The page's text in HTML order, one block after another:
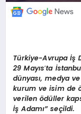
Türkiye-Avrupa İş
29 Mayıs’ta
dünyası, medya
kurum ve isim de
verilenödüller
İş Adamı” seçildi.